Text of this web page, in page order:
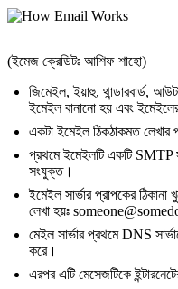
(ইমেজ ক্রেডিটঃ আশিফ শাহো)
জিমেইল, ইয়াহু, থান্ডারবার্ড,
ইমেইল বানানো হয় এবং
একটা ইমেইল ঠিকঠাকমত লেখার
প্রথমে ইমেইলটি একটি SMTP
সংযুক্ত।
ইমেইল সার্ভার প্রাপকের
লেখা হয়ঃ
মেইল সার্ভার প্রথমে DNS
করে।
এরপর এটি মেসেজটিকে